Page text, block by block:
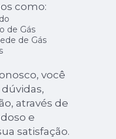
como:
de Gás
de Gás
você
através de
e
satisfação.